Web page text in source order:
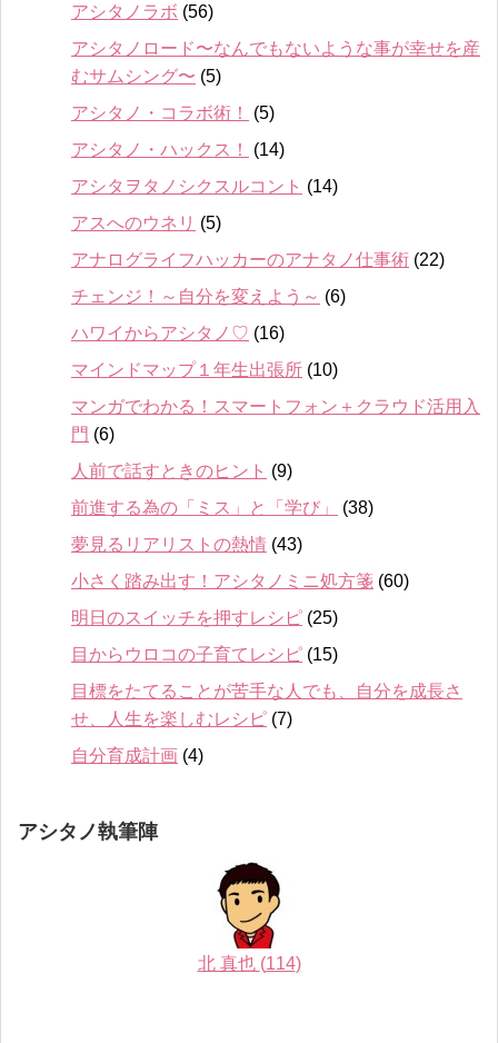
アシタノラボ (56)
アシタノロード〜なんでもないような事が幸せを産
むサムシング〜 (5)
アシタノ・コラボ術！
(5)
アシタノ・ハックス！
(14)
アシタヲタノシクスルコント (14)
アスへのウネリ (5)
アナログライフハッカーのアナタノ仕事術 (22)
チェンジ！～自分を変えよう～ (6)
ハワイからアシタノ♡ (16)
マインドマップ１年生出張所 (10)
マンガでわかる！スマートフォン＋クラウド活用入
門 (6)
人前で話すときのヒント (9)
前進する為の「ミス」と「学び」
(38)
夢見るリアリストの熱情 (43)
小さく踏み出す！アシタノミニ処方箋 (60)
明日のスイッチを押すレシピ (25)
目からウロコの子育てレシピ (15)
目標をたてることが苦手な人でも、自分を成長さ
せ、人生を楽しむレシピ (7)
自分育成計画 (4)
アシタノ執筆陣
北 真也 (114)